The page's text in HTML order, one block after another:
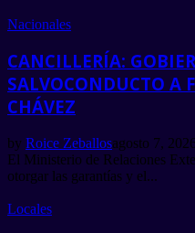
Nacionales
CANCILLERÍA:
SALVOCONDUCTO A
CHÁVEZ
by Roice Zeballosagosto 7,
El Ministerio de Relaciones
otorgar las garantías y el...
Locales